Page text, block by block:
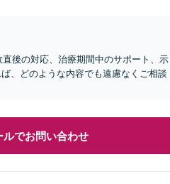
後の対応、治療期間中のサポート、示
、どのような内容でも遠慮なくご相談
ルでお問い合わせ